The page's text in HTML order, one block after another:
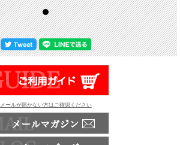
メールが届かない方はご確認ください